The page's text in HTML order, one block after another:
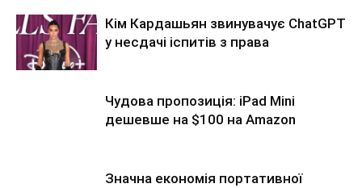
Кім Кардашьян звинувачує ChatGPT
у несдачі іспитів з права
Чудова пропозиція: iPad Mini
дешевше на $100 на Amazon
Значна економія портативної